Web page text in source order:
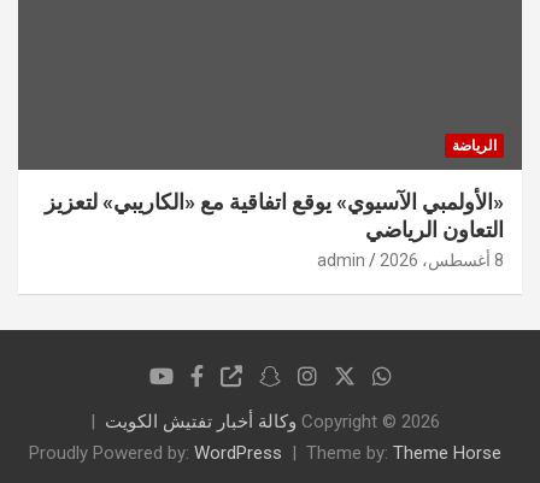
الرياضة
«الأولمبي الآسيوي» يوقع اتفاقية مع «الكاريبي» لتعزيز
التعاون الرياضي
8 أغسطس، 2026 admin
Copyright © 2026 وكالة أخبار تفتيش الكويت
Theme by: Theme Horse
Proudly Powered by: WordPress